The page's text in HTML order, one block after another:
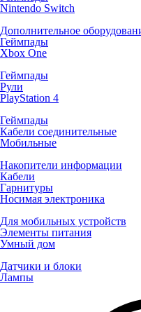
Nintendo Switch
Дополнительное
Геймпады
Xbox One
Геймпады
Рули
PlayStation 4
Геймпады
Кабели соединительные
Мобильные
Накопители информации
Кабели
Гарнитуры
Носимая электроника
Для мобильных устройств
Элементы питания
Умный дом
Датчики и блоки
Лампы